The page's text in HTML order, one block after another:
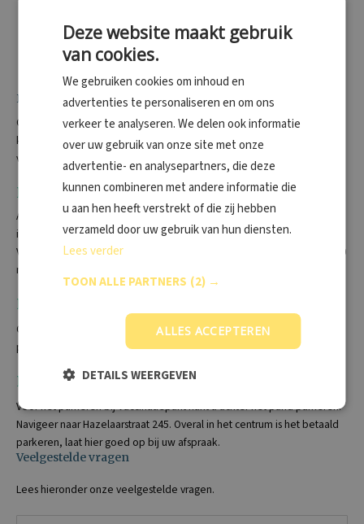
Meningokokken
Schistosomiase
Bereikbaarheid
Onze locatie in Tilburg is op verschillende manieren bereikbaar. Je
kunt onze locatie bereiken per auto, fiets of met het openbaar
vervoer.
Per openbaar vervoer
Als u liever met het openbaar vervoer reist, is dit bij locatie Tilburg een
ideale reisoptie. Onze locatie inTilburg is goed te bereiken per bus.
Vanaf Hart van Brabantlaan of vanaf Tilburg Centrum is het ongeveer 10
minuten lopen. Zie voor uw reisplan
Per auto
Onze locatie in Tilburg is strategisch gelegen en uitstekend bereikbaar
per auto. Ga voor de routebeschrijving naar de kaart van Google Maps.
Parkeren
Voor het parkeren bij Vaccinatiepunt kunt u achter het pand parkeren.
Navigeer naar Hazelaarstraat 245. Overal in het centrum is het betaald
parkeren, laat hier goed op bij uw afspraak.
Veelgestelde vragen
Lees hieronder onze veelgestelde vragen.
Deze website maakt gebruik
van cookies.
We gebruiken cookies om inhoud en
advertenties te personaliseren en om ons
verkeer te analyseren. We delen ook informatie
over uw gebruik van onze site met onze
advertentie- en analysepartners, die deze
kunnen combineren met andere informatie die
u aan hen heeft verstrekt of die zij hebben
verzameld door uw gebruik van hun diensten.
Lees verder
TOON ALLE PARTNERS (2) →
ALLES ACCEPTEREN
DETAILS WEERGEVEN